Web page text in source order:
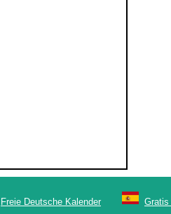
Freie Deutsche Kalender Gratis